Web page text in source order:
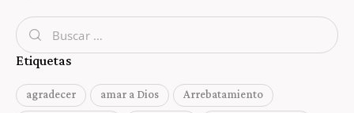
Etiquetas
agradecer amar a Dios Arrebatamiento